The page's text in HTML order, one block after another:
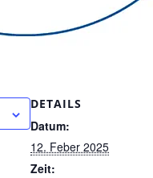
DETAILS
Datum:
12. Feber 2025
Zeit: